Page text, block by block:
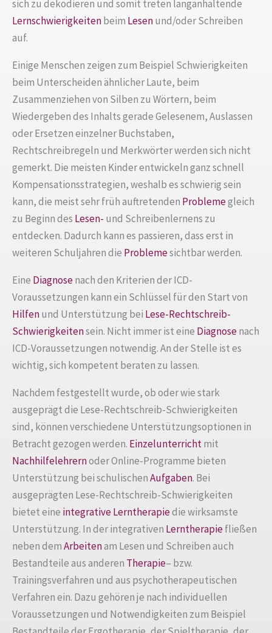
sich zu dekodieren und somit treten langanhaltende
Lernschwierigkeitenbeim Lesenund/oder Schreiben
auf.
Einige Menschen zeigen zum Beispiel Schwierigkeiten
beim Unterscheiden ähnlicher Laute, beim
Zusammenziehen von Silben zu Wörtern, beim
Wiedergeben des Inhalts gerade Gelesenem, Auslassen
oder Ersetzen einzelner Buchstaben,
Rechtschreibregeln und Merkwörter werden sich nicht
gemerkt. Die meisten Kinder entwickeln ganz schnell
Kompensationsstrategien, weshalb es schwierig sein
kann, die meist sehr früh auftretenden Problemegleich
zu Beginn des Lesen- und Schreibenlernens zu
entdecken. Dadurch kann es passieren, dass erst in
weiteren Schuljahren die Problemesichtbar werden.
Eine Diagnosenach den Kriterien der ICD-
Voraussetzungen kann ein Schlüssel für den Start von
Hilfenund Unterstützung bei Lese-Rechtschreib-
Schwierigkeitensein. Nicht immer ist eine Diagnosenach
ICD-Voraussetzungen notwendig. An der Stelle ist es
wichtig, sich kompetent beraten zu lassen.
Nachdem festgestellt wurde, ob oder wie stark
ausgeprägt die Lese-Rechtschreib-Schwierigkeiten
sind, können verschiedene Unterstützungsoptionen in
Betracht gezogen werden. Einzelunterrichtmit
Nachhilfelehrernoder Online-Programme bieten
Unterstützung bei schulischenAufgaben. Bei
ausgeprägten Lese-Rechtschreib-Schwierigkeiten
bietet eine integrative Lerntherapiedie wirksamste
Unterstützung. In der integrativen Lerntherapiefließen
neben demArbeitenam Lesen und Schreiben auch
Bestandteile aus anderen Therapie– bzw.
Trainingsverfahren und aus psychotherapeutischen
Verfahren ein. Dazu gehören je nach individuellen
Voraussetzungen und Notwendigkeiten zum Beispiel